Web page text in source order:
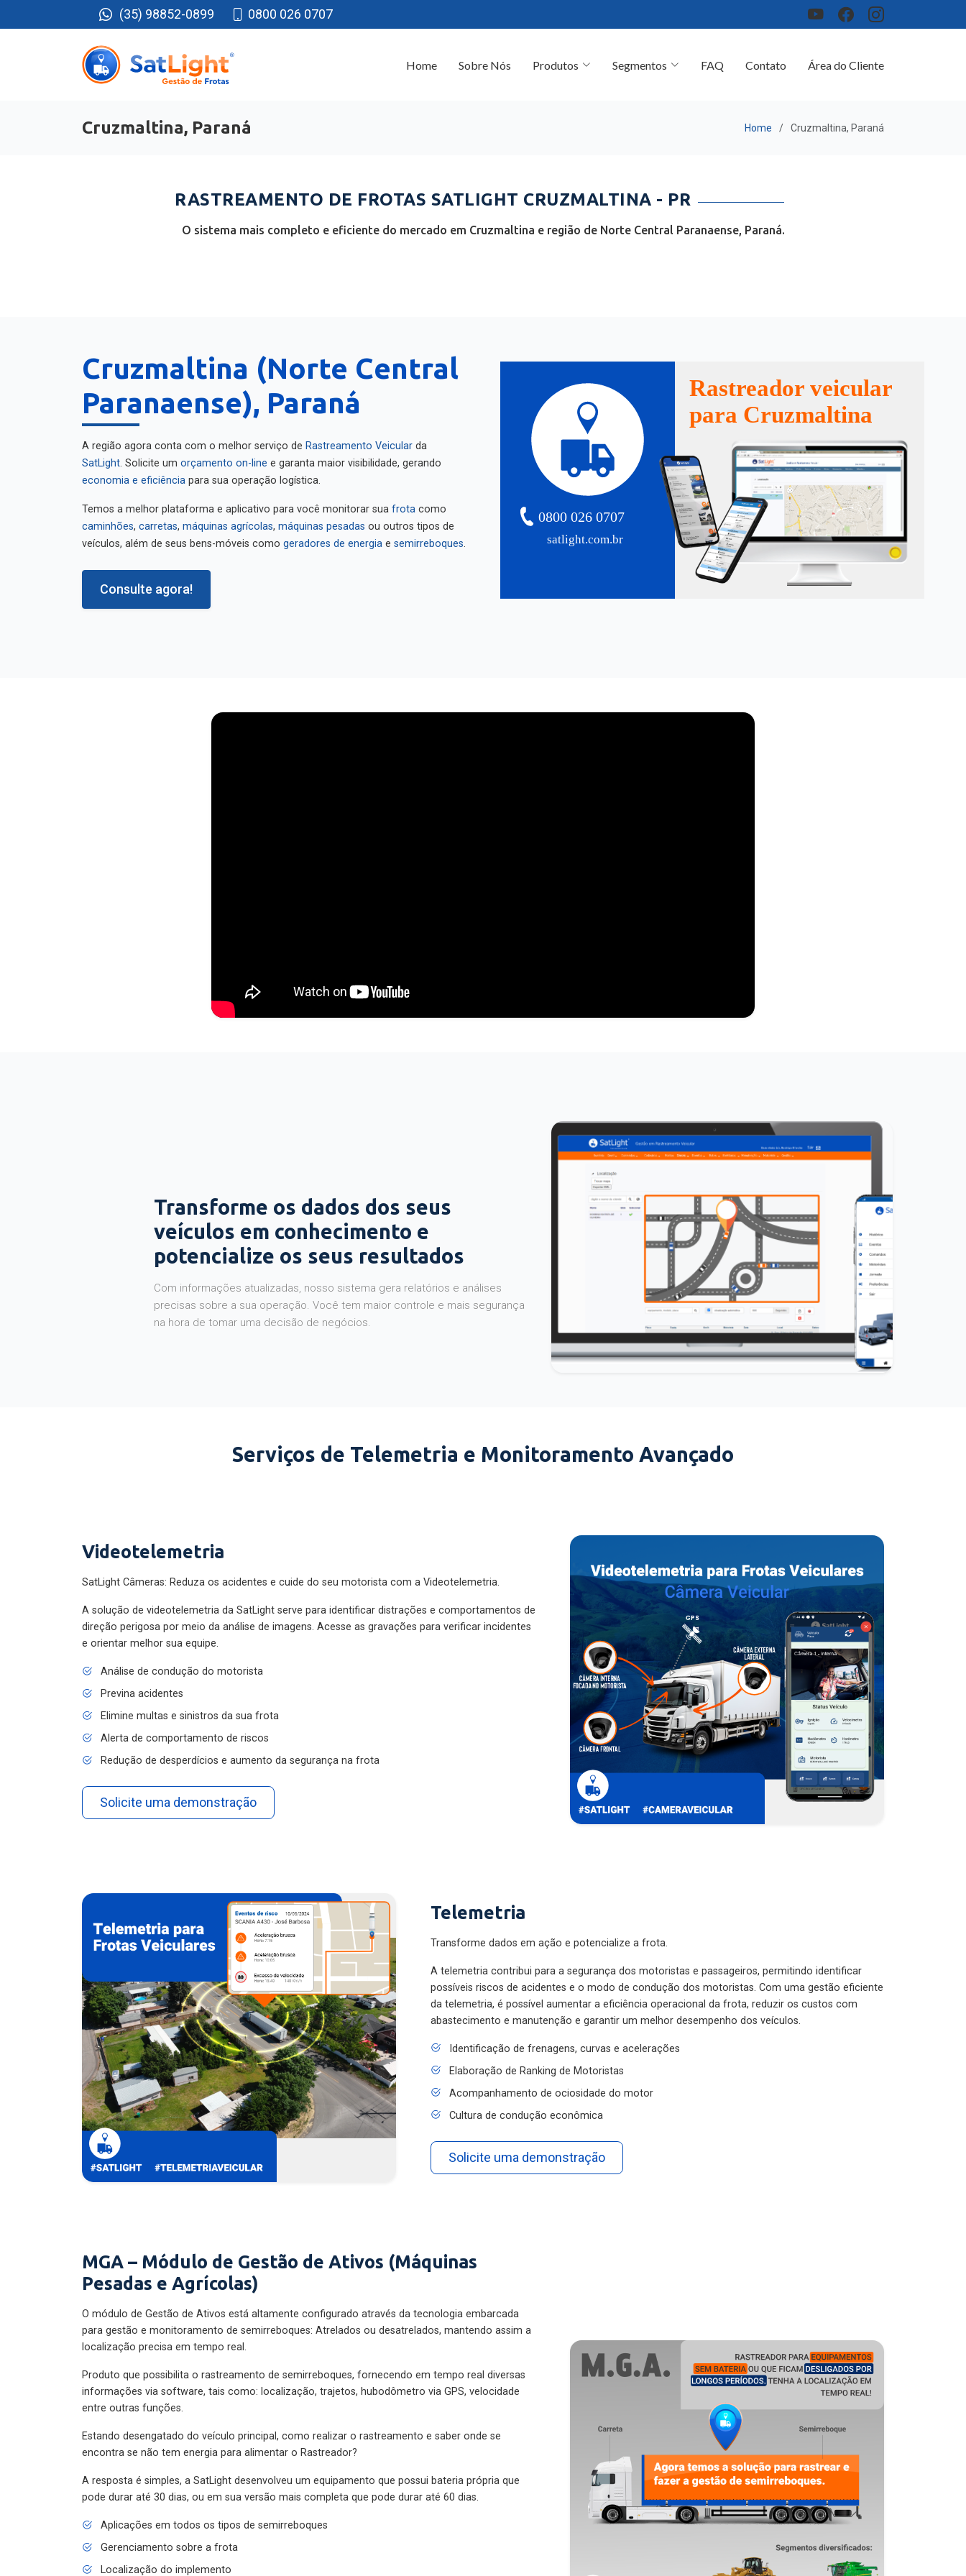
(35) 98852-0899 0800 026 0707
Home Sobre Nós Produtos Segmentos FAQ Contato Área do Cliente
Cruzmaltina, Paraná Home Cruzmaltina, Paraná
RASTREAMENTO DE FROTAS SATLIGHT CRUZMALTINA - PR
O sistema mais completo e eficiente do mercado em Cruzmaltina e região de Norte Central Paranaense, Paraná.
Cruzmaltina (Norte Central
Paranaense), Paraná
A região agora conta com o melhor serviço de Rastreamento Veicular da
SatLight. Solicite um orçamento on-line e garanta maior visibilidade, gerando
economia e eficiência para sua operação logística.
Temos a melhor plataforma e aplicativo para você monitorar sua frota como
caminhões, carretas, máquinas agrícolas, máquinas pesadas ou outros tipos de
veículos, além de seus bens-móveis como geradores de energia e semirreboques.
Consulte agora!
satlight.com.br
0800 026 0707
Rastreador veicular
para Cruzmaltina
Transforme os dados dos seus
veículos em conhecimento e
potencialize os seus resultados
Com informações atualizadas, nosso sistema gera relatórios e análises
precisas sobre a sua operação. Você tem maior controle e mais segurança
na hora de tomar uma decisão de negócios.
Serviços de Telemetria e Monitoramento Avançado
Videotelemetria
SatLight Câmeras: Reduza os acidentes e cuide do seu motorista com a Videotelemetria.
A solução de videotelemetria da SatLight serve para identificar distrações e comportamentos de
direção perigosa por meio da análise de imagens. Acesse as gravações para verificar incidentes
e orientar melhor sua equipe.
Análise de condução do motorista
Previna acidentes
Elimine multas e sinistros da sua frota
Alerta de comportamento de riscos
Redução de desperdícios e aumento da segurança na frota
Solicite uma demonstração
Telemetria
Transforme dados em ação e potencialize a frota.
A telemetria contribui para a segurança dos motoristas e passageiros, permitindo identificar
possíveis riscos de acidentes e o modo de condução dos motoristas. Com uma gestão eficiente
da telemetria, é possível aumentar a eficiência operacional da frota, reduzir os custos com
abastecimento e manutenção e garantir um melhor desempenho dos veículos.
Identificação de frenagens, curvas e acelerações
Elaboração de Ranking de Motoristas
Acompanhamento de ociosidade do motor
Cultura de condução econômica
Solicite uma demonstração
MGA – Módulo de Gestão de Ativos (Máquinas
Pesadas e Agrícolas)
O módulo de Gestão de Ativos está altamente configurado através da tecnologia embarcada
para gestão e monitoramento de semirreboques: Atrelados ou desatrelados, mantendo assim a
localização precisa em tempo real.
Produto que possibilita o rastreamento de semirreboques, fornecendo em tempo real diversas
informações via software, tais como: localização, trajetos, hubodômetro via GPS, velocidade
entre outras funções.
Estando desengatado do veículo principal, como realizar o rastreamento e saber onde se
encontra se não tem energia para alimentar o Rastreador?
A resposta é simples, a SatLight desenvolveu um equipamento que possui bateria própria que
pode durar até 30 dias, ou em sua versão mais completa que pode durar até 60 dias.
Aplicações em todos os tipos de semirreboques
Gerenciamento sobre a frota
Localização do implemento